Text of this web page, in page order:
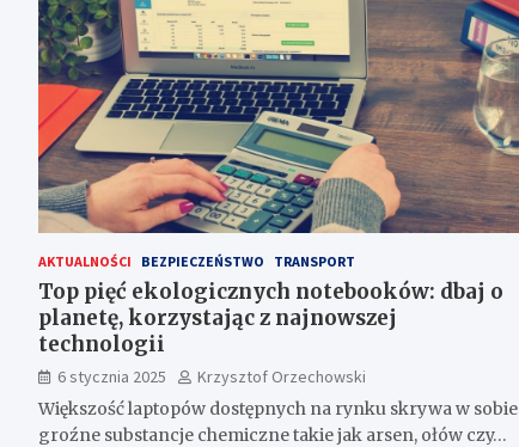
AKTUALNOŚCI BEZPIECZEŃSTWO TRANSPORT
Top pięć ekologicznych notebooków: dbaj o
planetę, korzystając z najnowszej
technologii
6 stycznia 2025
Krzysztof Orzechowski
Większość laptopów dostępnych na rynku skrywa w sobie
groźne substancje chemiczne takie jak arsen, ołów czy…